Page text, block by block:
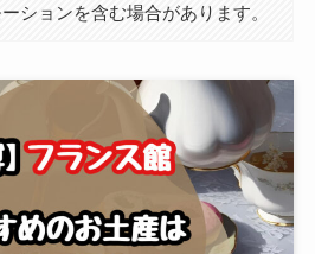
ションを含む場合があります。